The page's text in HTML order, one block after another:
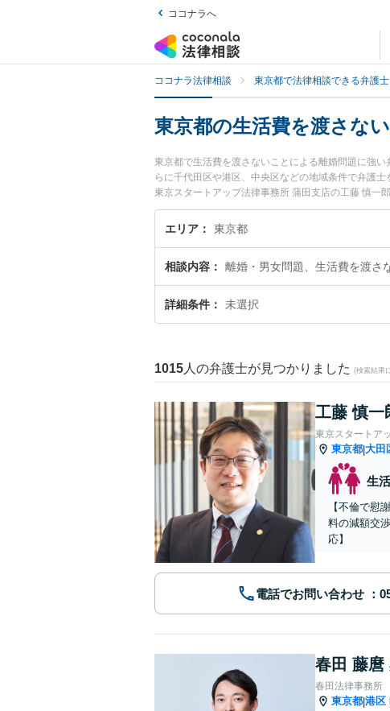
ココナラへ
ココナラ法律相談 東京都で法律相談できる弁護士
東京都の生活費を渡さな
東京都で生活費を渡さないことによる離婚問題に強
らに千代田区や港区、中央区などの地域条件で弁護
東京スタートアップ法律事務所 蒲田支店の工藤 慎一
用、強みなどが注目されています。『東京都で土日
よる離婚問題のトラブル解決の実績豊富な近くの弁
エリア 東京都
相談内容 離婚・男女問題、生活費を渡さ
詳細条件 未選択
1015 人の弁護士が見つかりました (検索結果
工藤 慎一
東京スタートア
東京都|大田
生
【不倫で慰
料の減額交
応】
電話でお問い合わせ
春田 藤麿
春田法律事務所
東京都|港区